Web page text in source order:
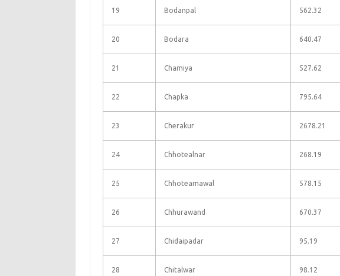
19 Bodanpal 562.32
20 Bodara 640.47
21 Chamiya 527.62
22 Chapka 795.64
23 Cherakur 2678.21
24 Chhotealnar 268.19
25 Chhoteamawal 578.15
26 Chhurawand 670.37
27 Chidaipadar 95.19
28 Chitalwar 98.12